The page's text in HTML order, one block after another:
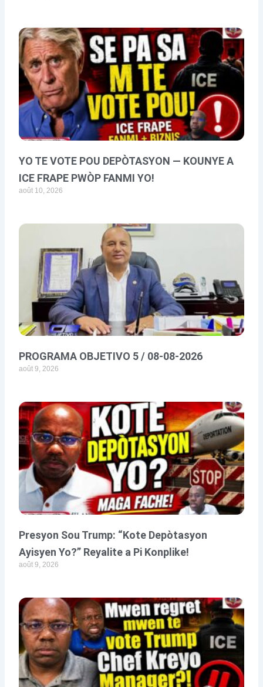
YO TE VOTE POU DEPÒTASYON — KOUNYE A
ICE FRAPE PWÒP FANMI YO!
août 10, 2026
PROGRAMA OBJETIVO 5 / 08-08-2026
août 9, 2026
Presyon Sou Trump: “Kote Depòtasyon
Ayisyen Yo?” Reyalite a Pi Konplike!
août 9, 2026